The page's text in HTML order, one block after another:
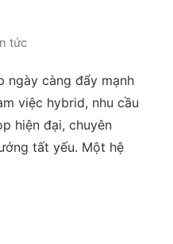
tức
ngày càng đẩy mạnh
việc hybrid, nhu cầu
hiện đại, chuyên
tất yếu. Một hệ